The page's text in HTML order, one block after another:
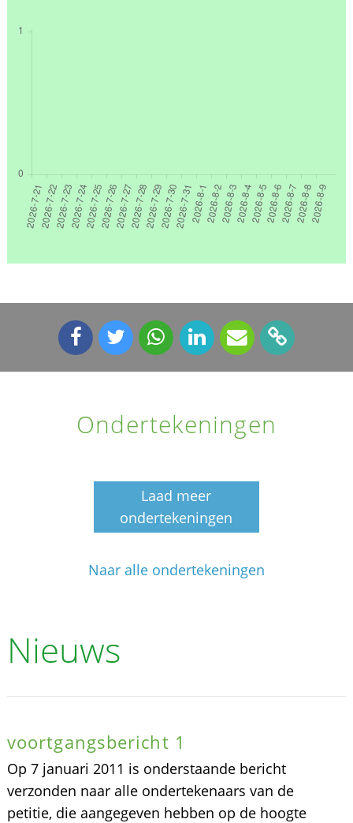
Ondertekeningen
Laad meer
ondertekeningen
Naar alle ondertekeningen
Nieuws
voortgangsbericht 1
Op 7 januari 2011 is onderstaande bericht
verzonden naar alle ondertekenaars van de
petitie, die aangegeven hebben op de hoogte